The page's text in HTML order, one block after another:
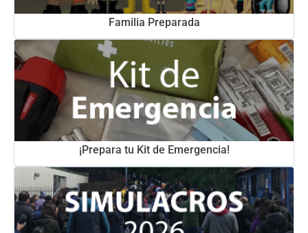
Familia Preparada
¡Prepara tu Kit de Emergencia!